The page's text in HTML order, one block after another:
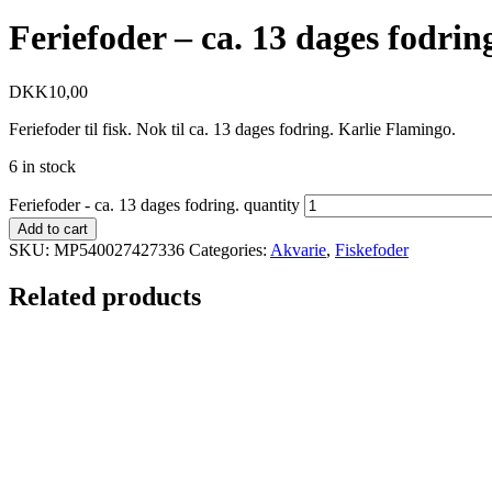
Feriefoder – ca. 13 dages
DKK10,00
Feriefoder til fisk. Nok til ca. 13 dages fodring. Karlie Flamingo.
6 in stock
Feriefoder - ca. 13 dages fodring. quantity
Add to cart
SKU: MP540027427336 Categories: Akvarie, Fiskefoder
Related products